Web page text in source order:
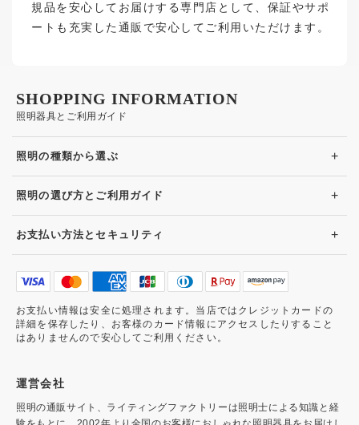
規品を安心してお届けする専門店として、保証やサポ
ートも充実した通販で安心してご利用いただけます。
照明器具とご利用ガイド
SHOPPING INFORMATION
照明の種類から選ぶ +
照明の選び方とご利用ガイド +
お支払い方法とセキュリティ +
お支払い情報は安全に処理されます。当店ではクレジットカードの
詳細を保存したり、お客様のカード情報にアクセスしたりすること
はありませんので安心してご利用ください。
運営会社
照明の通販サイト、ライティングファクトリーは照明士による知識と経